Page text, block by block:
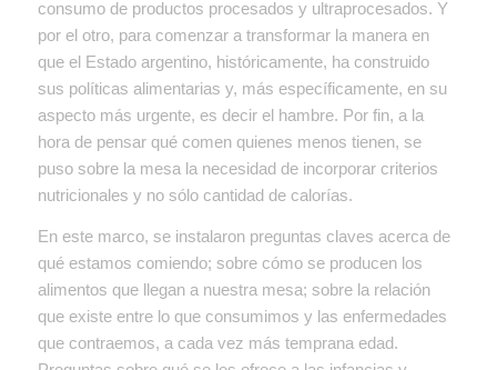
consumo de productos procesados y ultraprocesados. Y
por el otro, para comenzar a transformar la manera en
que el Estado argentino, históricamente, ha construido
sus políticas alimentarias y, más específicamente, en su
aspecto más urgente, es decir el hambre. Por fin, a la
hora de pensar qué comen quienes menos tienen, se
puso sobre la mesa la necesidad de incorporar criterios
nutricionales y no sólo cantidad de calorías.
En este marco, se instalaron preguntas claves acerca de
qué estamos comiendo; sobre cómo se producen los
alimentos que llegan a nuestra mesa; sobre la relación
que existe entre lo que consumimos y las enfermedades
que contraemos, a cada vez más temprana edad.